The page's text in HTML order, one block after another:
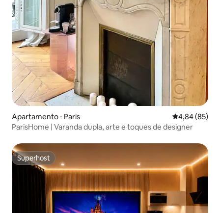
Apartamento ⋅ Paris 4,84 de uma
4,84 (85)
ParisHome | Varanda dupla, arte e toques de designer
Superhost
Superhost